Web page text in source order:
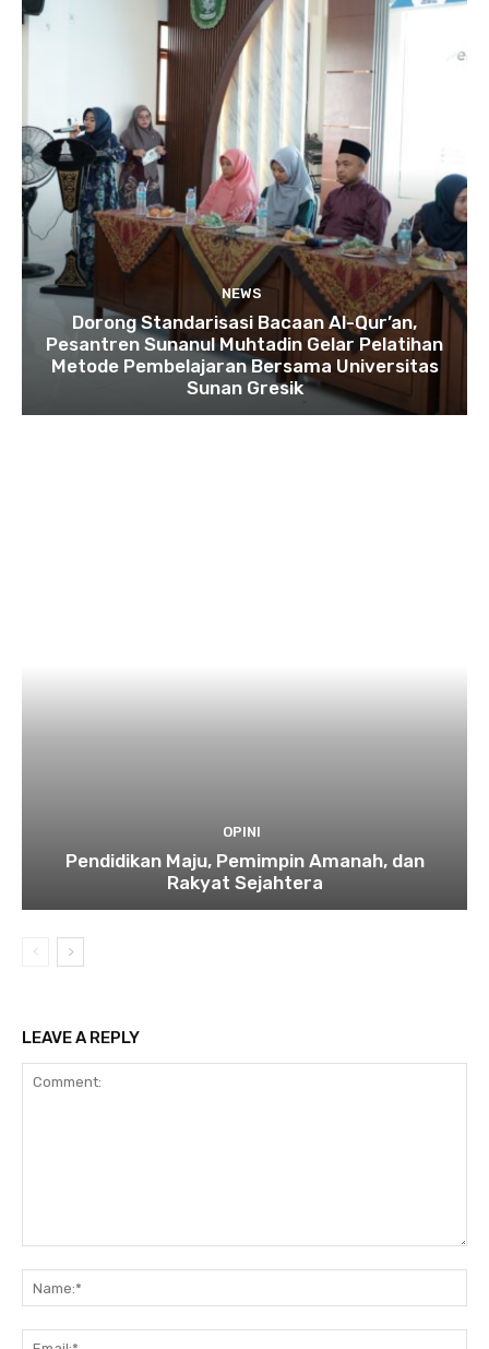
NEWS
Dorong Standarisasi Bacaan Al-Qur’an,
Pesantren Sunanul Muhtadin Gelar Pelatihan
Metode Pembelajaran Bersama Universitas
Sunan Gresik
OPINI
Pendidikan Maju, Pemimpin Amanah, dan
Rakyat Sejahtera
LEAVE A REPLY